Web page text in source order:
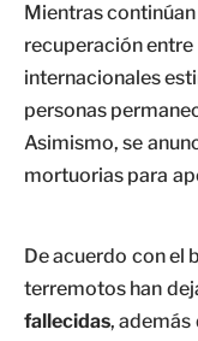
Mientras
recuperación
internacionales
personas
Asimismo, se
mortuorias para
De acuerdo con el
terremotos han
fallecidas, además